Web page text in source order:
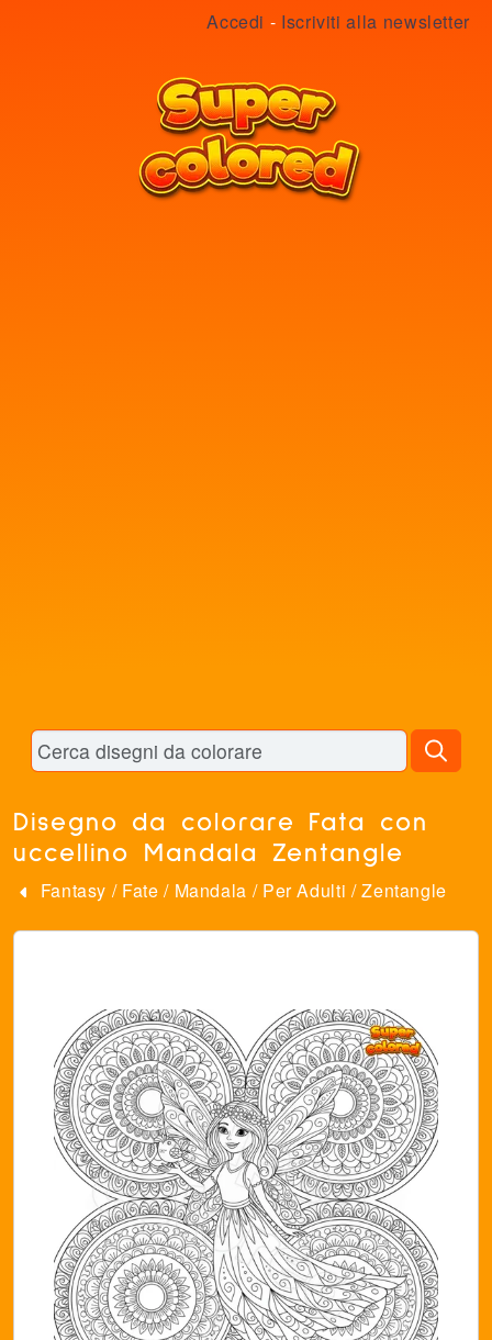
Accedi - Iscriviti alla newsletter
Disegno da colorare Fata con
uccellino Mandala Zentangle
Fantasy / Fate / Mandala / Per Adulti /Zentangle